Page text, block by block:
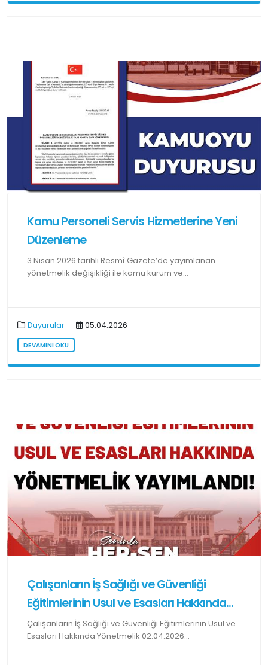
Kamu Personeli Servis Hizmetlerine Yeni
Düzenleme
3 Nisan 2026 tarihli Resmî Gazete’de yayımlanan
yönetmelik değişikliği ile kamu kurum ve...
Duyurular 05.04.2026
DEVAMINI OKU
Çalışanların İş Sağlığı ve Güvenliği
Eğitimlerinin Usul ve Esasları Hakkında...
Çalışanların İş Sağlığı ve Güvenliği Eğitimlerinin Usul ve
Esasları Hakkında Yönetmelik 02.04.2026...